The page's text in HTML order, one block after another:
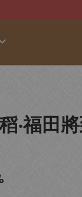
‧福田